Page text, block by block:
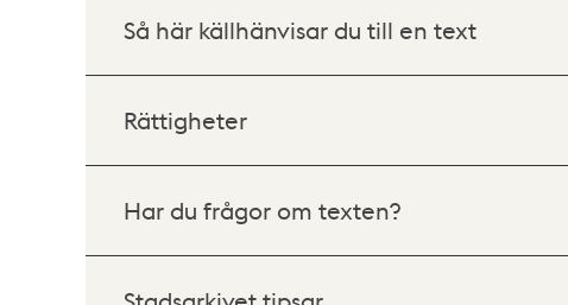
Så här källhänvisar du till en text
Rättigheter
Har du frågor om texten?